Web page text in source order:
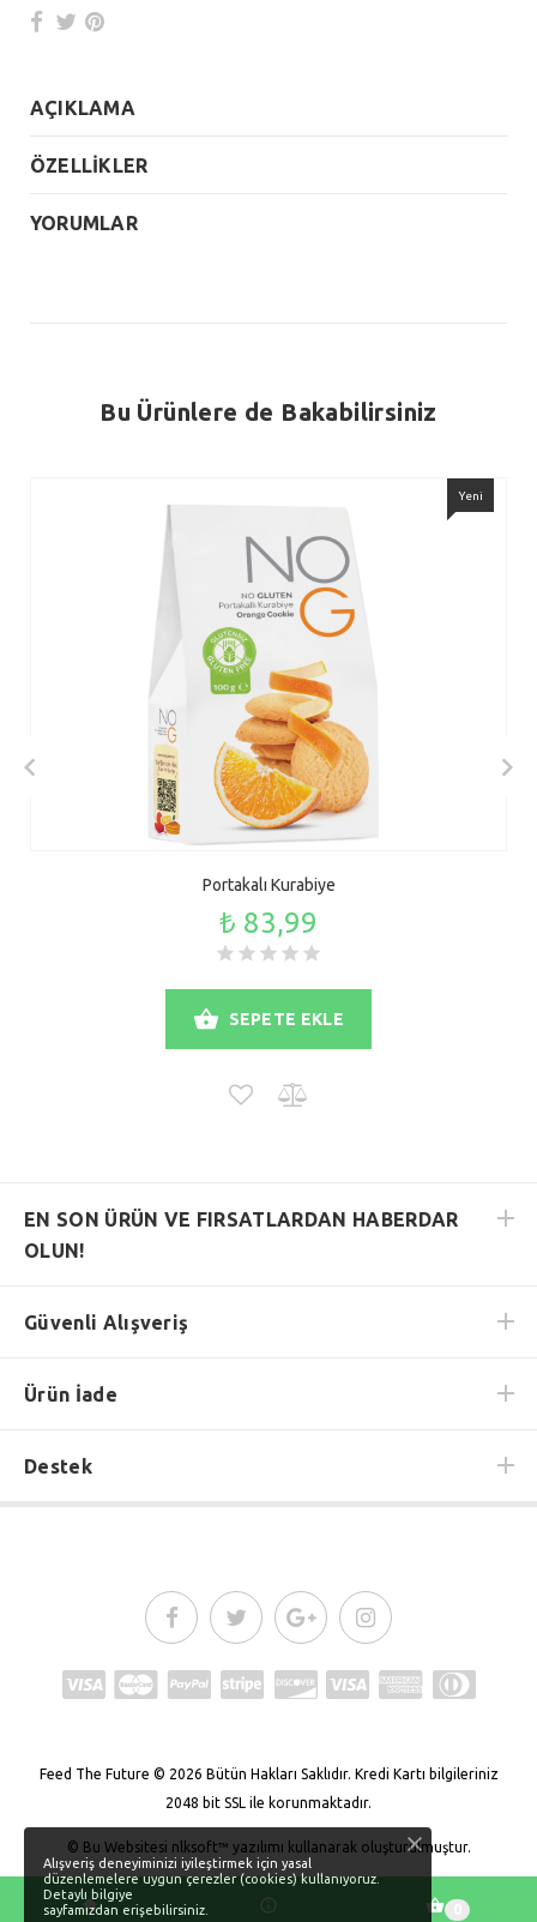
AÇIKLAMA
ÖZELLİKLER
YORUMLAR
Bu Ürünlere de Bakabilirsiniz
Yeni
Portakalı Kurabiye
₺ 83,99
SEPETE EKLE
EN SON ÜRÜN VE FIRSATLARDAN HABERDAR
OLUN!
Güvenli Alışveriş
Ürün İade
Destek
Feed The Future © 2026 Bütün Hakları Saklıdır. Kredi Kartı bilgileriniz
2048 bit SSL ile korunmaktadır.
© Bu Websitesi nlksoft™ yazılımı kullanarak oluşturulmuştur.
Alışveriş deneyiminizi iyileştirmek için yasal
düzenlemelere uygun çerezler (cookies) kullanıyoruz.
Detaylı bilgiye
sayfamızdan erişebilirsiniz.